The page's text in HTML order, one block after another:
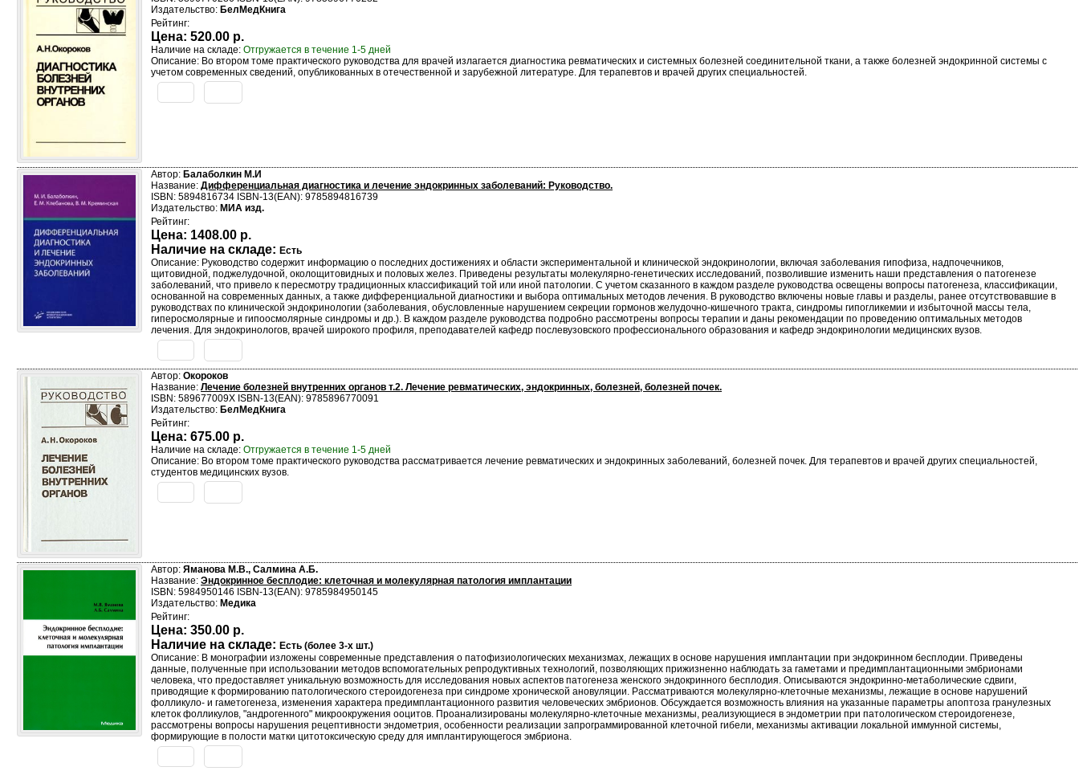
Издательство: БелМедКнига
Рейтинг:
Цена: 520.00 р.
Наличие на складе: Отгружается в течение 1-5 дней
Описание: Во втором томе практического руководства для врачей излагается диагностика ревматических и системных болезней соединительной ткани, а также болезней эндокринной системы с
учетом современных сведений, опубликованных в отечественной и зарубежной литературе. Для терапевтов и врачей других специальностей.
Автор: Балаболкин М.И
Название: Дифференциальная диагностика и лечение эндокринных заболеваний: Руководство.
ISBN: 5894816734 ISBN-13(EAN): 9785894816739
Издательство: МИА изд.
Рейтинг:
Цена: 1408.00 р.
Наличие на складе: Есть
Описание: Руководство содержит информацию о последних достижениях и области экспериментальной и клинической эндокринологии, включая заболевания гипофиза, надпочечников,
щитовидной, поджелудочной, околощитовидных и половых желез. Приведены результаты молекулярно-генетических исследований, позволившие изменить наши представления о патогенезе
заболеваний, что привело к пересмотру традиционных классификаций той или иной патологии. С учетом сказанного в каждом разделе руководства освещены вопросы патогенеза, классификации,
основанной на современных данных, а также дифференциальной диагностики и выбора оптимальных методов лечения. В руководство включены новые главы и разделы, ранее отсутствовавшие в
руководствах по клинической эндокринологии (заболевания, обусловленные нарушением секреции гормонов желудочно-кишечного тракта, синдромы гипогликемии и избыточной массы тела,
гиперосмолярные и гипоосмолярные синдромы и др.). В каждом разделе руководства подробно рассмотрены вопросы терапии и даны рекомендации по проведению оптимальных методов
лечения. Для эндокринологов, врачей широкого профиля, преподавателей кафедр послевузовского профессионального образования и кафедр эндокринологии медицинских вузов.
Автор: Окороков
Название: Лечение болезней внутренних органов т.2. Лечение ревматических, эндокринных, болезней, болезней почек.
ISBN: 589677009X ISBN-13(EAN): 9785896770091
Издательство: БелМедКнига
Рейтинг:
Цена: 675.00 р.
Наличие на складе: Отгружается в течение 1-5 дней
Описание: Во втором томе практического руководства рассматривается лечение ревматических и эндокринных заболеваний, болезней почек. Для терапевтов и врачей других специальностей,
студентов медицинских вузов.
Автор: Яманова М.В., Салмина А.Б.
Название: Эндокринное бесплодие: клеточная и молекулярная патология имплантации
ISBN: 5984950146 ISBN-13(EAN): 9785984950145
Издательство: Медика
Рейтинг:
Цена: 350.00 р.
Наличие на складе: Есть (более 3-х шт.)
Описание: В монографии изложены современные представления о патофизиологических механизмах, лежащих в основе нарушения имплантации при эндокринном бесплодии. Приведены
данные, полученные при использовании методов вспомогательных репродуктивных технологий, позволяющих прижизненно наблюдать за гаметами и предимплантационными эмбрионами
человека, что предоставляет уникальную возможность для исследования новых аспектов патогенеза женского эндокринного бесплодия. Описываются эндокринно-метаболические сдвиги,
приводящие к формированию патологического стероидогенеза при синдроме хронической ановуляции. Рассматриваются молекулярно-клеточные механизмы, лежащие в основе нарушений
фолликуло- и гаметогенеза, изменения характера предимплантационного развития человеческих эмбрионов. Обсуждается возможность влияния на указанные параметры апоптоза гранулезных
клеток фолликулов, "андрогенного" микроокружения ооцитов. Проанализированы молекулярно-клеточные механизмы, реализующиеся в эндометрии при патологическом стероидогенезе,
рассмотрены вопросы нарушения рецептивности эндометрия, особенности реализации запрограммированной клеточной гибели, механизмы активации локальной иммунной системы,
формирующие в полости матки цитотоксическую среду для имплантирующегося эмбриона.